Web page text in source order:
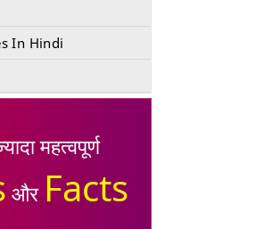
In Hindi
महत्वपूर्ण
और Facts